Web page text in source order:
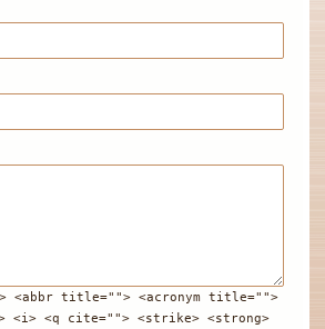
<abbr title=""> <acronym title="">
<i> <q cite=""> <strike> <strong>